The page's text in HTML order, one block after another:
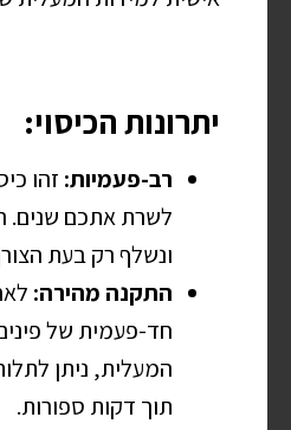
יתרונות הכיסוי:
רב-פעמיות: זהו
לשרת אתכם שנים.
ונשלף רק בעת
התקנה מהירה:
חד-פעמית של
המעלית, ניתן
תוך דקות ספורות.